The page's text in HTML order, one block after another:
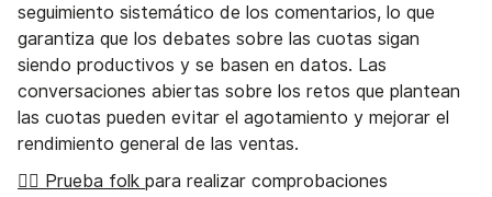
seguimiento sistemático de los comentarios, lo que
garantiza que los debates sobre las cuotas sigan
siendo productivos y se basen en datos. Las
conversaciones abiertas sobre los retos que plantean
las cuotas pueden evitar el agotamiento y mejorar el
rendimiento general de las ventas.
👉🏼 Prueba folk para realizar comprobaciones